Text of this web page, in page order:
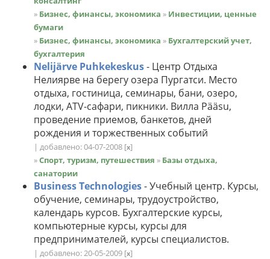
» Бизнес, финансы, экономика » Инвестиции, ценные
бумаги
» Бизнес, финансы, экономика » Бухгалтерский учет,
бухгалтерия
Nelijärve Puhkekeskus- Центр Отдыха
Нелиярве на берегу озера Пургатси. Место
отдыха, гостиница, семинары, бани, озеро,
лодки, ATV-сафари, пикники. Вилла Pääsu,
проведение приемов, банкетов, дней
рождения и торжественных событий
| добавлено: 04-07-2008 [x]
»Спорт, туризм, путешествия » Базы отдыха,
санатории
Business Technologies- Учебный центр. Курсы,
обучение, семинары, трудоустройство,
календарь курсов. Бухгалтерские курсы,
компьютерные курсы, курсы для
предпринимателей, курсы специалистов.
| добавлено: 20-05-2009 [x]